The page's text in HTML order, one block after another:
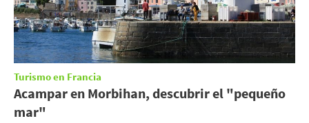
Turismo en Francia
Acampar en Morbihan, descubrir el "pequeño
mar"